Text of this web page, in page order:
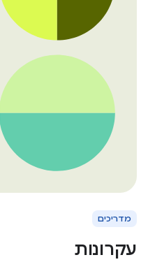
מדריכים
עקרונות